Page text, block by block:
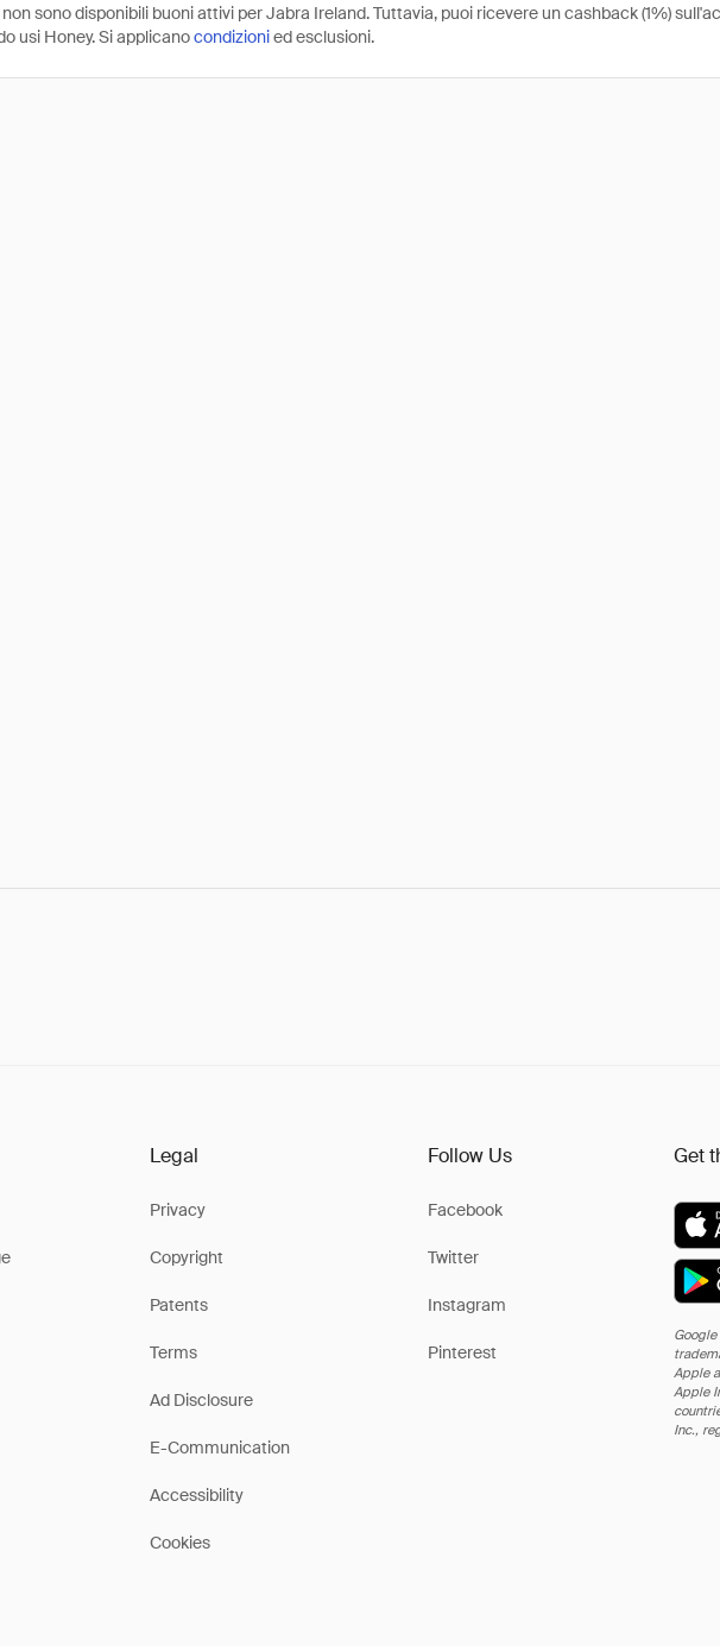
sono disponibili buoni attivi per Jabra Ireland. Tuttavia, puoi ricevere un cashback (1%)
usi Honey. Si applicanocondizionied esclusioni.
Legal
Privacy
Copyright
Patents
Terms
Ad Disclosure
E-Communication
Accessibility
Cookies
Follow Us
Facebook
Twitter
Instagram
Pinterest
Get
Apple
Apple
Inc.,